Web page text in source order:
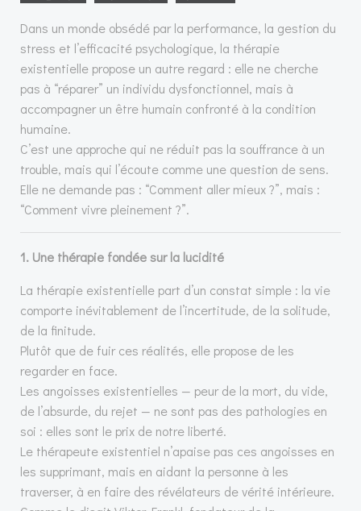
Dans un monde obsédé par la performance, la gestion du
stress et l’efficacité psychologique, la thérapie
existentielle propose un autre regard : elle ne cherche
pas à “réparer” un individu dysfonctionnel, mais à
accompagner un être humain confronté à la condition
humaine.
C’est une approche qui ne réduit pas la souffrance à un
trouble, mais qui l’écoute comme une question de sens.
Elle ne demande pas : “Comment aller mieux ?”, mais :
“Comment vivre pleinement ?”.
1. Une thérapie fondée sur la lucidité
La thérapie existentielle part d’un constat simple : la vie
comporte inévitablement de l’incertitude, de la solitude,
de la finitude.
Plutôt que de fuir ces réalités, elle propose de les
regarder en face.
Les angoisses existentielles — peur de la mort, du vide,
de l’absurde, du rejet — ne sont pas des pathologies en
soi : elles sont le prix de notre liberté.
Le thérapeute existentiel n’apaise pas ces angoisses en
les supprimant, mais en aidant la personne à les
traverser, à en faire des révélateurs de vérité intérieure.